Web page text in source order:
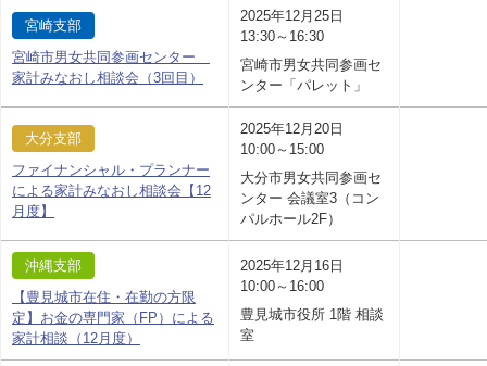
宮崎支部
宮崎市男女共同参画センター
家計みなおし相談会（3回目）
2025年12月25日
13:30～16:30
宮崎市男女共同参画セ
ンター「パレット」
大分支部
ファイナンシャル・プランナー
による家計みなおし相談会【12
月度】
2025年12月20日
10:00～15:00
大分市男女共同参画セ
ンター 会議室3（コン
パルホール2F）
沖縄支部
【豊見城市在住・在勤の方限
定】お金の専門家（FP）による
家計相談（12月度）
2025年12月16日
10:00～16:00
豊見城市役所 1階 相談
室